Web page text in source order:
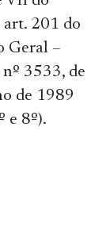
201 do
Geral –
nº 3533, de
de 1989
e 8º).